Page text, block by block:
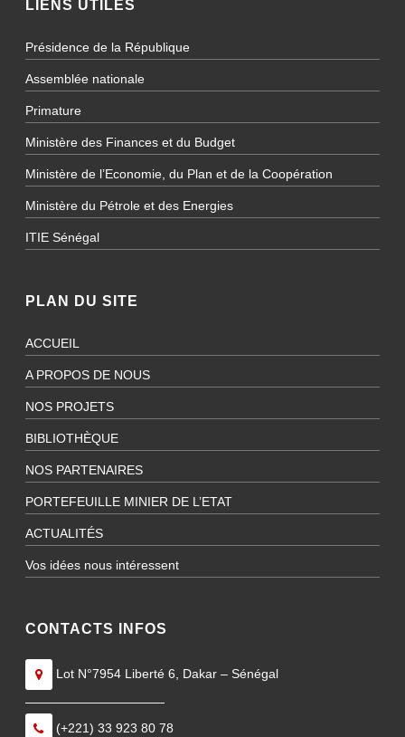
LIENS UTILES
Présidence de la République
Assemblée nationale
Primature
Ministère des Finances et du Budget
Ministère de l’Economie, du Plan et de la Coopération
Ministère du Pétrole et des Energies
ITIE Sénégal
PLAN DU SITE
ACCUEIL
A PROPOS DE NOUS
NOS PROJETS
BIBLIOTHÈQUE
NOS PARTENAIRES
PORTEFEUILLE MINIER DE L’ETAT
ACTUALITÉS
Vos idées nous intéressent
CONTACTS INFOS
Lot N°7954 Liberté 6, Dakar – Sénégal
———————————
(+221) 33 923 80 78